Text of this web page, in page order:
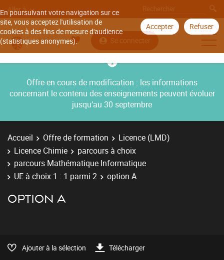
En poursuivant votre navigation sur ce
site, vous acceptez l'utilisation de
cookies à des fins de mesure d'audience
(statistiques anonymes).
Accepter Refuser
Aller à
Se connecter
Offre en cours de modification : les informations
concernant le contenu des enseignements peuvent évoluer
jusqu’au 30 septembre
Accueil Offre de formation
Licence (LMD)
Licence Chimie
parcours à choix
parcours Mathématique Informatique
UE à choix 1 : 1 parmi 2
option A
OPTION A
Ajouter à la sélection Télécharger